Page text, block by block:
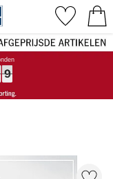
8
9
8
9